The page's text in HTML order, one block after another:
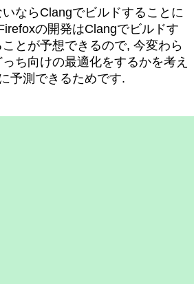
ならClangでビルドすることに
の開発はClangでビルドす
とが予想できるので, 今変わら
ち向けの最適化をするかを考え
予測できるためです.